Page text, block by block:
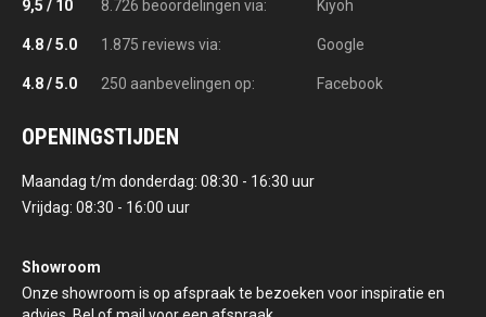
9,5 / 10 8.726 beoordelingen via: Kiyoh
4.8 / 5.0 1.875 reviews via: Google
4.8 / 5.0 250 aanbevelingen op: Facebook
OPENINGSTIJDEN
Maandag t/m donderdag: 08:30 - 16:30 uur
Vrijdag: 08:30 - 16:00 uur
Showroom
Onze showroom is op afspraak te bezoeken voor inspiratie en